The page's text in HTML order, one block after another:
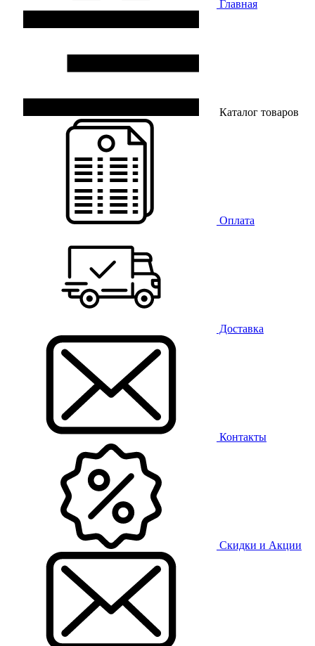
Главная
Каталог товаров
Оплата
Доставка
Контакты
Скидки и Акции